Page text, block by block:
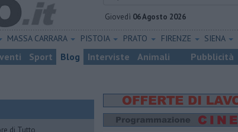
Giovedì 06 Agosto 2026
MASSA CARRARA PISTOIA PRATO FIRENZE SIENA
Sport Blog Interviste Animali Pubblicità
di Tutto